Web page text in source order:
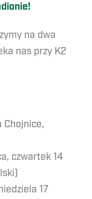
na dwa
nas przy K2
Chojnice,
czwartek 14
17